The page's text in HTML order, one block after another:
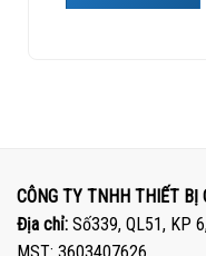
CÔNG TY TNHH THIẾT BỊ
Địa chỉ: Số339, QL51, KP